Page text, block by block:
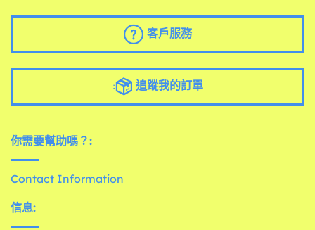
客戶服務
追蹤我的訂單
你需要幫助嗎？:
Contact Information
信息: